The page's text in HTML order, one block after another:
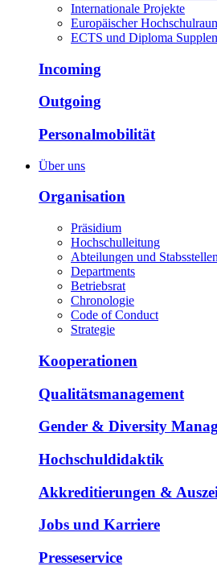
Internationale Projekte
Europäischer
ECTS und Diploma
Incoming
Outgoing
Personalmobilität
Über uns
Organisation
Präsidium
Hochschulleitung
Abteilungen und Stabsstellen
Departments
Betriebsrat
Chronologie
Code of Conduct
Strategie
Kooperationen
Qualitätsmanagement
Gender & Diversity
Hochschuldidaktik
Akkreditierungen &
Jobs und Karriere
Presseservice